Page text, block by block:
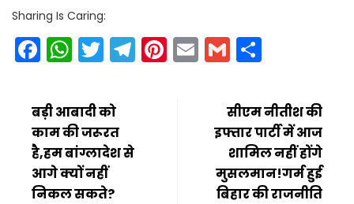
Sharing Is Caring:
Facebook
WhatsApp
Twitter
Telegram
Pinterest
EmailGmail
बड़ी आबादी को
काम की जरूरत
है,हम बांग्लादेश से
आगे क्यों नहीं
निकल सकते?
सीएम नीतीश की
इफ्तार पार्टी में आज
शामिल नहीं होंगे
मुसलमान!गर्म हुई
बिहार की राजनीति